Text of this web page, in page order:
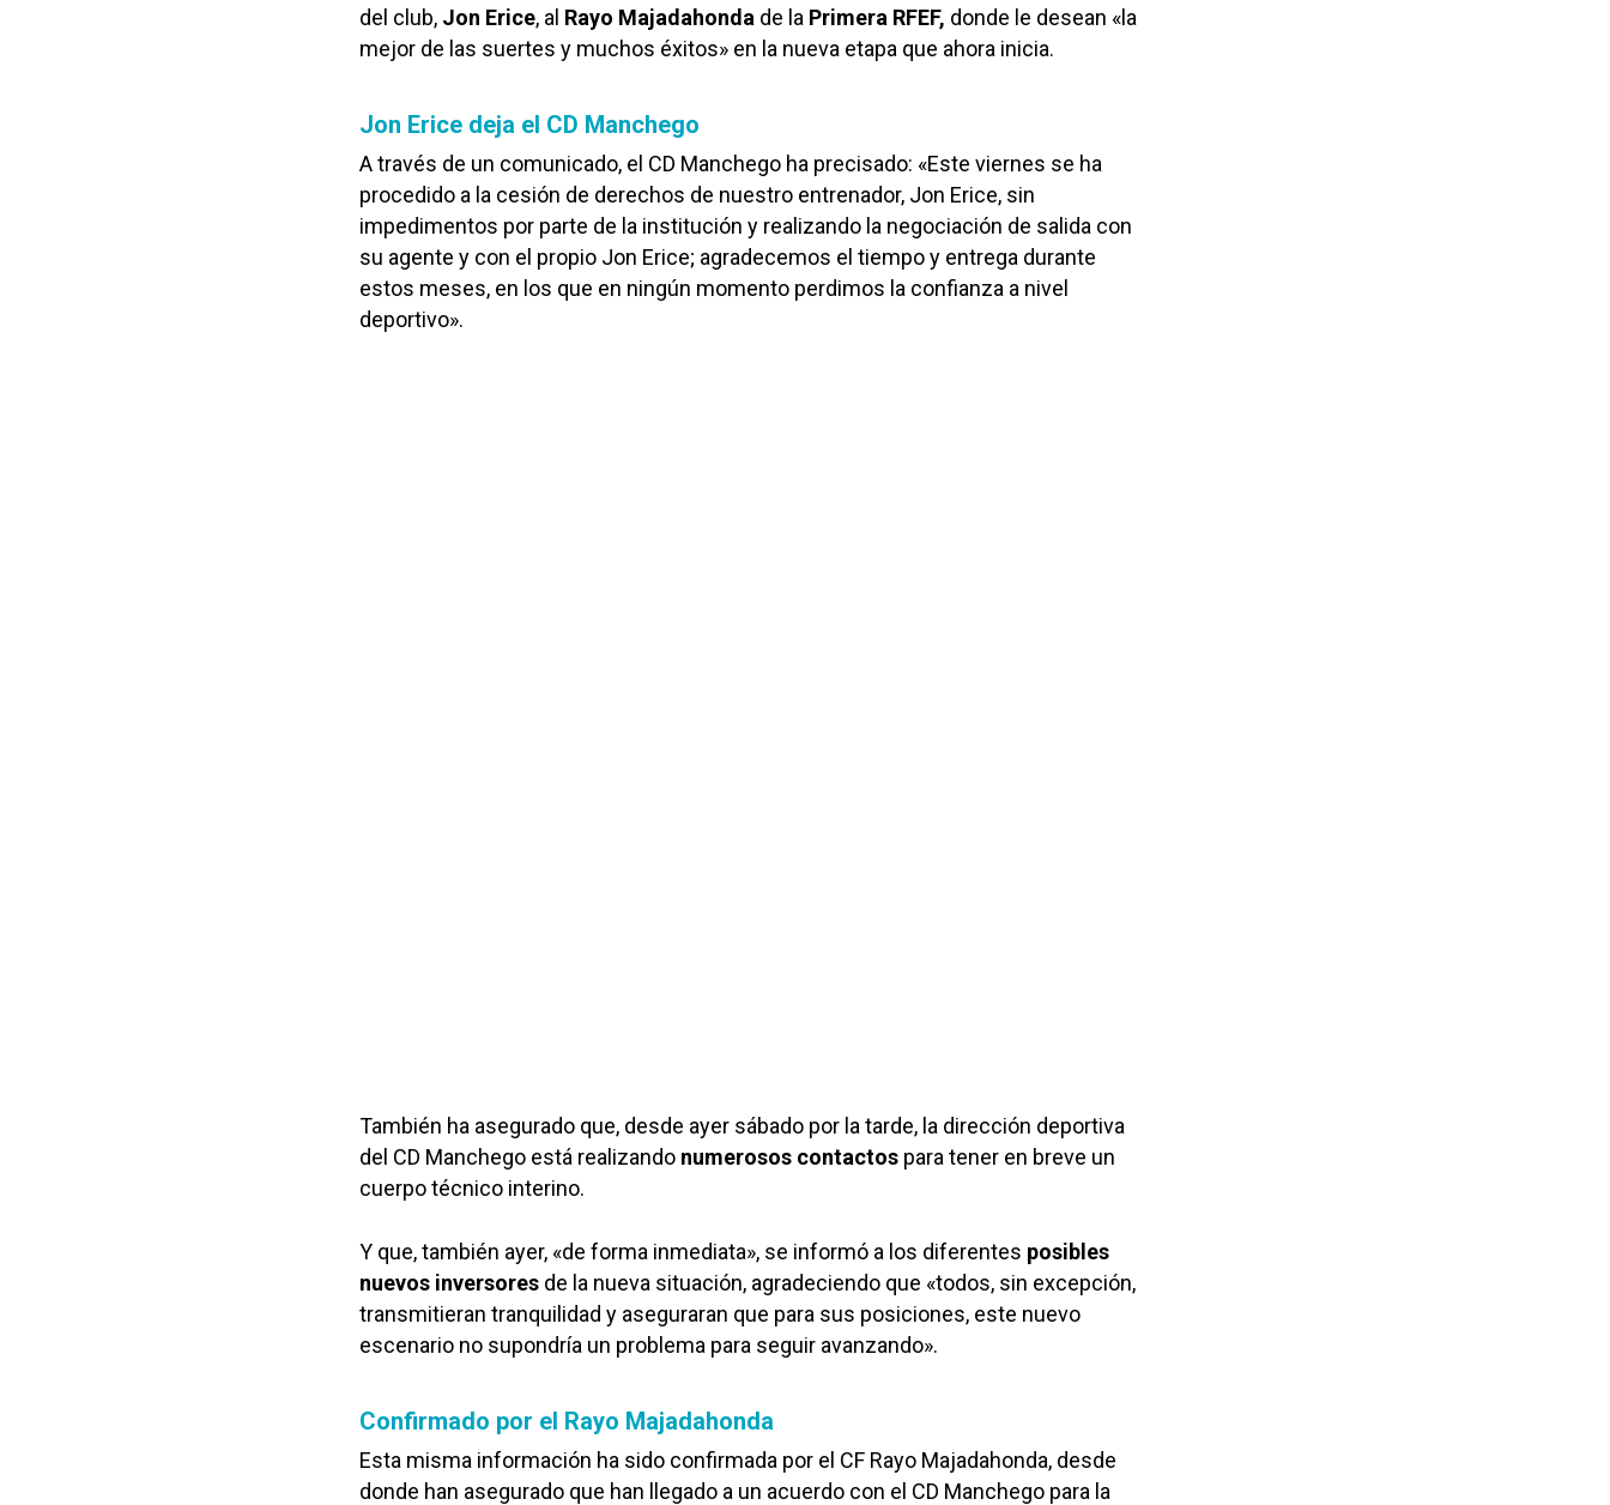
del club, Jon Erice, al Rayo Majadahonda de la Primera RFEF, donde le desean «la
mejor de las suertes y muchos éxitos» en la nueva etapa que ahora inicia.
Jon Erice deja el CD Manchego
A través de un comunicado, el CD Manchego ha precisado: «Este viernes se ha
procedido a la cesión de derechos de nuestro entrenador, Jon Erice, sin
impedimentos por parte de la institución y realizando la negociación de salida con
su agente y con el propio Jon Erice; agradecemos el tiempo y entrega durante
estos meses, en los que en ningún momento perdimos la confianza a nivel
deportivo».
También ha asegurado que, desde ayer sábado por la tarde, la dirección deportiva
del CD Manchego está realizando numerosos contactos para tener en breve un
cuerpo técnico interino.
Y que, también ayer, «de forma inmediata», se informó a los diferentes posibles
nuevos inversores de la nueva situación, agradeciendo que «todos, sin excepción,
transmitieran tranquilidad y aseguraran que para sus posiciones, este nuevo
escenario no supondría un problema para seguir avanzando».
Confirmado por el Rayo Majadahonda
Esta misma información ha sido confirmada por el CF Rayo Majadahonda, desde
donde han asegurado que han llegado a un acuerdo con el CD Manchego para la